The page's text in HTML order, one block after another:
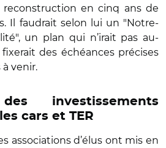
reconstruction en cinq ans de
Il faudrait selon lui un "Notre-
un plan qui n’irait pas au-
des échéances précises
venir.
investissements
cars et TER
associations d’élus ont mis en